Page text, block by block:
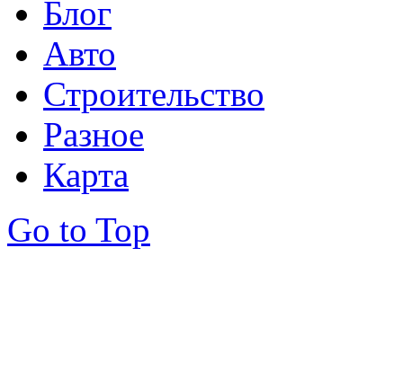
Блог
Авто
Строительство
Разное
Карта
Go to Top